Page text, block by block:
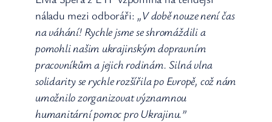
náladu mezi odboráři: „V době nouze není čas
na váhání! Rychle jsme se shromáždili a
pomohli našim ukrajinským dopravním
pracovníkům a jejich rodinám. Silná vlna
solidarity se rychle rozšířila po Evropě, což nám
umožnilo zorganizovat významnou
humanitární pomoc pro Ukrajinu.”